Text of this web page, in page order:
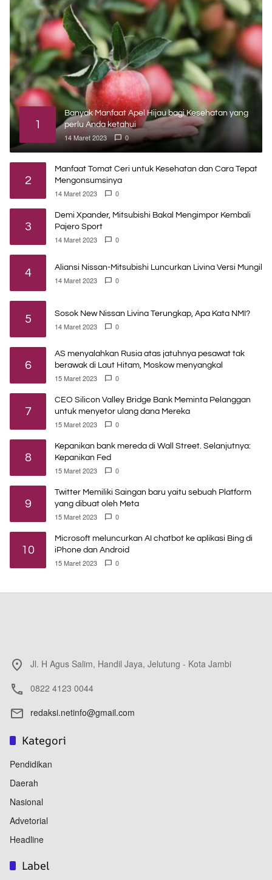
1
Banyak Manfaat Apel Hijau bagi Kesehatan yang
perlu Anda ketahui
14 Maret 2023 0
2
Manfaat Tomat Ceri untuk Kesehatan dan Cara Tepat
Mengonsumsinya
14 Maret 2023 0
3
Demi Xpander, Mitsubishi Bakal Mengimpor Kembali
Pajero Sport
14 Maret 2023 0
4 Aliansi Nissan-Mitsubishi Luncurkan Livina Versi Mungil
14 Maret 2023 0
5 Sosok New Nissan Livina Terungkap, Apa Kata NMI?
14 Maret 2023 0
6
AS menyalahkan Rusia atas jatuhnya pesawat tak
berawak di Laut Hitam, Moskow menyangkal
15 Maret 2023 0
7
CEO Silicon Valley Bridge Bank Meminta Pelanggan
untuk menyetor ulang dana Mereka
15 Maret 2023 0
8
Kepanikan bank mereda di Wall Street. Selanjutnya:
Kepanikan Fed
15 Maret 2023 0
9
Twitter Memiliki Saingan baru yaitu sebuah Platform
yang dibuat oleh Meta
15 Maret 2023 0
10
Microsoft meluncurkan AI chatbot ke aplikasi Bing di
iPhone dan Android
15 Maret 2023 0
Jl. H Agus Salim, Handil Jaya, Jelutung - Kota Jambi
0822 4123 0044
redaksi.netinfo@gmail.com
Kategori
Pendidikan
Daerah
Nasional
Advetorial
Headline
Label